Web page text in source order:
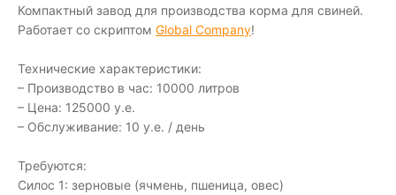
Компактный завод для производства корма для свиней.
Работает со скриптом Global Company!
Технические характеристики:
– Производство в час: 10000 литров
– Цена: 125000 у.е.
– Обслуживание: 10 у.е. / день
Требуются:
Силос 1: зерновые (ячмень, пшеница, овес)